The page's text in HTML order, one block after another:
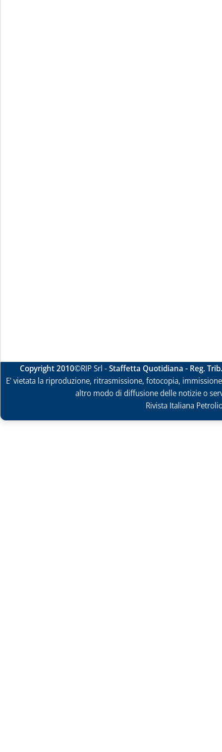
Copyright 2010©RIP Srl -Staffetta Quotidiana - Reg.
E' vietata la riproduzione, ritrasmissione, fotocopia,
altro modo di diffusione delle notizie o
Rivista Italiana